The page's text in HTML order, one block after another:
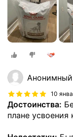
Анонимный
10
Достоинства:
плане